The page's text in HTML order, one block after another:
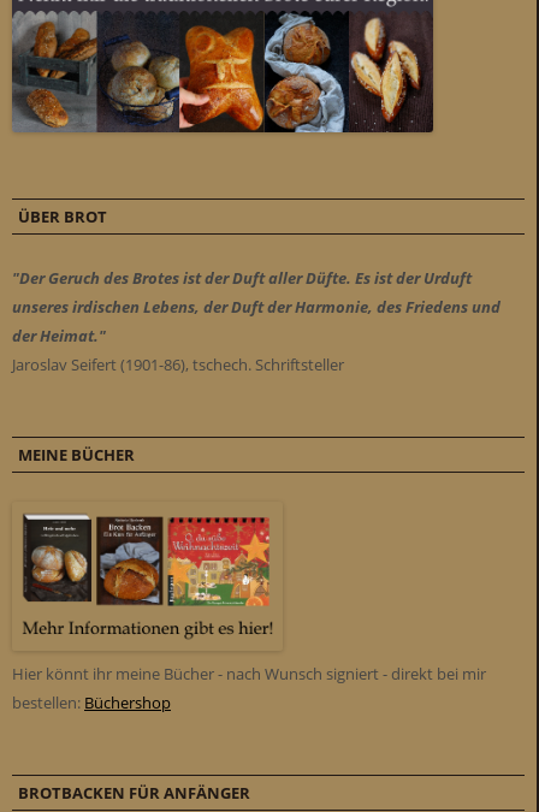
ÜBER BROT
"Der Geruch des Brotes ist der Duft aller Düfte. Es ist der Urduft
unseres irdischen Lebens, der Duft der Harmonie, des Friedens und
der Heimat."
Jaroslav Seifert (1901-86), tschech. Schriftsteller
MEINE BÜCHER
Hier könnt ihr meine Bücher - nach Wunsch signiert - direkt bei mir
bestellen: Büchershop
BROTBACKEN FÜR ANFÄNGER